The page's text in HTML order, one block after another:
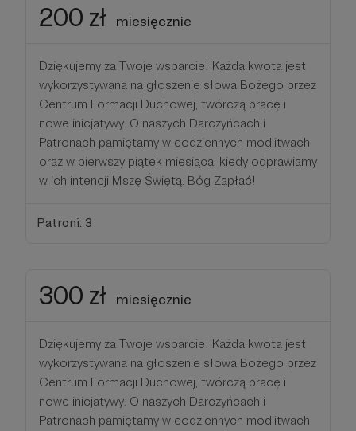
200 zł miesięcznie
Dziękujemy za Twoje wsparcie! Każda kwota jest
wykorzystywana na głoszenie słowa Bożego przez
Centrum Formacji Duchowej, twórczą pracę i
nowe inicjatywy. O naszych Darczyńcach i
Patronach pamiętamy w codziennych modlitwach
oraz w pierwszy piątek miesiąca, kiedy odprawiamy
w ich intencji Mszę Świętą. Bóg Zapłać!
Patroni: 3
300 zł miesięcznie
Dziękujemy za Twoje wsparcie! Każda kwota jest
wykorzystywana na głoszenie słowa Bożego przez
Centrum Formacji Duchowej, twórczą pracę i
nowe inicjatywy. O naszych Darczyńcach i
Patronach pamiętamy w codziennych modlitwach